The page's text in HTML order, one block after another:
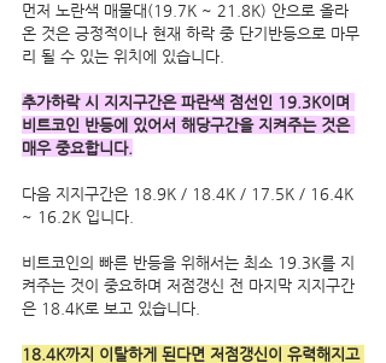
먼저 노란색 매물대(19.7K ~ 21.8K) 안으로 올라
온 것은 긍정적이나 현재 하락 중 단기반등으로 마무
리 될 수 있는 위치에 있습니다.
추가하락 시 지지구간은 파란색 점선인 19.3K이며
비트코인 반등에 있어서 해당구간을 지켜주는 것은
매우 중요합니다.
다음 지지구간은 18.9K / 18.4K / 17.5K / 16.4K
~ 16.2K 입니다.
비트코인의 빠른 반등을 위해서는 최소 19.3K를 지
켜주는 것이 중요하며 저점갱신 전 마지막 지지구간
은 18.4K로 보고 있습니다.
18.4K까지 이탈하게 된다면 저점갱신이 유력해지고